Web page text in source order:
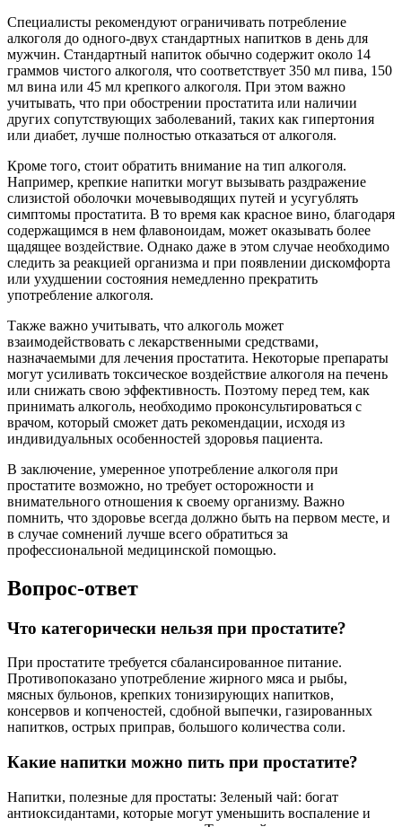
Специалисты рекомендуют ограничивать потребление
алкоголя до одного-двух стандартных напитков в день для
мужчин. Стандартный напиток обычно содержит около 14
граммов чистого алкоголя, что соответствует 350 мл пива, 150
мл вина или 45 мл крепкого алкоголя. При этом важно
учитывать, что при обострении простатита или наличии
других сопутствующих заболеваний, таких как гипертония
или диабет, лучше полностью отказаться от алкоголя.
Кроме того, стоит обратить внимание на тип алкоголя.
Например, крепкие напитки могут вызывать раздражение
слизистой оболочки мочевыводящих путей и усугублять
симптомы простатита. В то время как красное вино, благодаря
содержащимся в нем флавоноидам, может оказывать более
щадящее воздействие. Однако даже в этом случае необходимо
следить за реакцией организма и при появлении дискомфорта
или ухудшении состояния немедленно прекратить
употребление алкоголя.
Также важно учитывать, что алкоголь может
взаимодействовать с лекарственными средствами,
назначаемыми для лечения простатита. Некоторые препараты
могут усиливать токсическое воздействие алкоголя на печень
или снижать свою эффективность. Поэтому перед тем, как
принимать алкоголь, необходимо проконсультироваться с
врачом, который сможет дать рекомендации, исходя из
индивидуальных особенностей здоровья пациента.
В заключение, умеренное употребление алкоголя при
простатите возможно, но требует осторожности и
внимательного отношения к своему организму. Важно
помнить, что здоровье всегда должно быть на первом месте, и
в случае сомнений лучше всего обратиться за
профессиональной медицинской помощью.
Вопрос-ответ
Что категорически нельзя при простатите?
При простатите требуется сбалансированное питание.
Противопоказано употребление жирного мяса и рыбы,
мясных бульонов, крепких тонизирующих напитков,
консервов и копченостей, сдобной выпечки, газированных
напитков, острых приправ, большого количества соли.
Какие напитки можно пить при простатите?
Напитки, полезные для простаты: Зеленый чай: богат
антиоксидантами, которые могут уменьшить воспаление и